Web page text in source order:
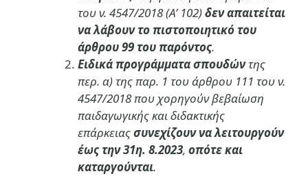
του ν. 4547/2018 (Α’ 102)δεν απαιτείται
να λάβουν το πιστοποιητικό του
άρθρου 99 του παρόντος.
Ειδικά προγράμματα σπουδώντης
περ. α) της παρ. 1 του άρθρου 111 του ν.
4547/2018 που χορηγούν βεβαίωση
παιδαγωγικής και διδακτικής
επάρκειαςσυνεχίζουν να λειτουργούν
έως την31η. 8.2023, οπότε και
καταργούνται.